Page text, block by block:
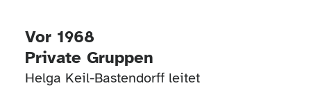
Vor 1968
Private Gruppen
Helga Keil-Bastendorff leitet